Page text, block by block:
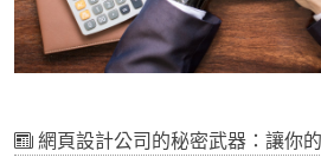
網頁設計公司的秘密武器：讓你